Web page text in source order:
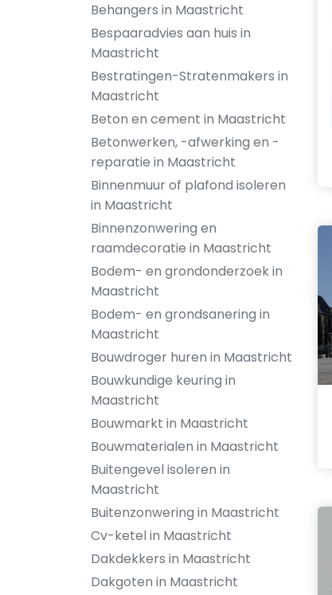
Behangers in Maastricht
Bespaaradvies aan huis in
Maastricht
Bestratingen-Stratenmakers in
Maastricht
Beton en cement in Maastricht
Betonwerken, -afwerking en -
reparatie in Maastricht
Binnenmuur of plafond isoleren
in Maastricht
Binnenzonwering en
raamdecoratie in Maastricht
Bodem- en grondonderzoek in
Maastricht
Bodem- en grondsanering in
Maastricht
Bouwdroger huren in Maastricht
Bouwkundige keuring in
Maastricht
Bouwmarkt in Maastricht
Bouwmaterialen in Maastricht
Buitengevel isoleren in
Maastricht
Buitenzonwering in Maastricht
Cv-ketel in Maastricht
Dakdekkers in Maastricht
Dakgoten in Maastricht